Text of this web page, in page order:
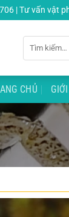
| Tư vấn vật
kiếm:
CHỦ